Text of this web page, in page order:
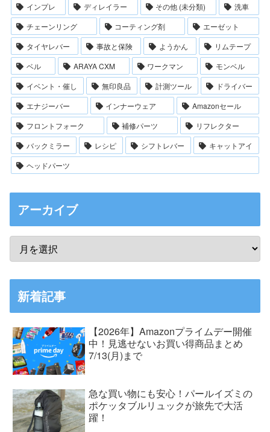
インプレ
ディレイラー その他 (未分類)
洗車
チェーンリング
コーティング剤
エーゼット
タイヤレバー
事故と保険 ようかん
リムテープ
ベル
ARAYA CXM ワークマン
モンベル
イベント・催し
無印良品 計測ツール
ドライバー
エナジーバー
インナーウェア
Amazonセール
フロントフォーク
補修パーツ
リフレクター
バックミラー
レシピ シフトレバー
キャットアイ
ヘッドパーツ
アーカイブ
新着記事
【2026年】Amazonプライムデー開催
中！見逃せないお買い得商品まとめ
7/13(月)まで
急な買い物にも安心！パールイズミの
ポケッタブルリュックが旅先で大活
躍！